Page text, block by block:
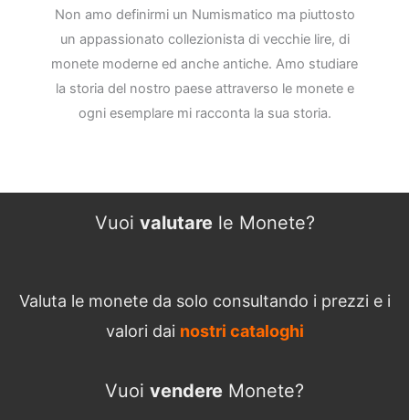
Non amo definirmi un Numismatico ma piuttosto
un appassionato collezionista di vecchie lire, di
monete moderne ed anche antiche. Amo studiare
la storia del nostro paese attraverso le monete e
ogni esemplare mi racconta la sua storia.
Vuoi valutarele Monete?
Valuta le monete da solo consultando i prezzi e i
valori dai nostri cataloghi
Vuoi vendere Monete?